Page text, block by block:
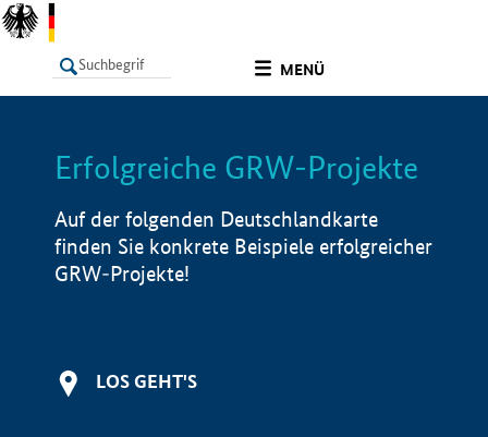
MENÜ
LISTE Info
Erfolgreiche GRW-Projekte
Auf der folgenden Deutschlandkarte
finden Sie konkrete Beispiele erfolgreicher
GRW-Projekte!
LOS GEHT'S